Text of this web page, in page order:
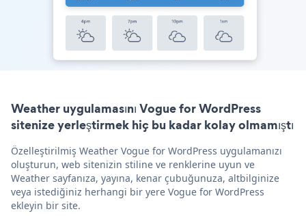
Weather uygulamasını Vogue for WordPress
sitenize yerleştirmek hiç bu kadar kolay olmamıştı
Özelleştirilmiş Weather Vogue for WordPress uygulamanızı
oluşturun, web sitenizin stiline ve renklerine uyun ve
Weather sayfanıza, yayına, kenar çubuğunuza, altbilginize
veya istediğiniz herhangi bir yere Vogue for WordPress
ekleyin bir site.